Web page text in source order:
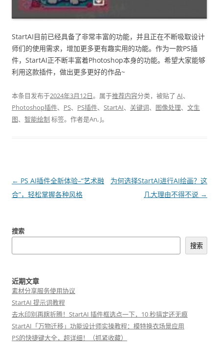
StartAI目前已经具备了非常丰富的功能，并且正在不断吸取设计
师们的使用需求，增加更多更有趣实用的功能。作为一款PS插
件，StartAI正不断丰富着Photoshop本身的功能。希望大家能够
利用这款插件，做出更多更好的作品~
本条目发布于2024年3月12日。属于推荐内容分类，被贴了 AI、
Photoshop插件、 PS、 PS插件、 StartAI、 关键词、 图像处理、 文生
图、 智能绘制 标签。 作者是An, J。
文
章
← PS AI插件全新体验–“艺术融
合”，轻松掌握各种风格
为何选择StartAI进行AI绘画？这
几大理由不得不说 →
搜索
搜索
近期文章
素材分享服务使用协议
StartAI 提示词教程
去水印别再瞎折腾！StartAI 插件框选点一下，10 秒搞定还无痕
StartAI「万物迁移」功能设计师实操教程：模特换衣场景应用
PS的快捷键大全，超详细！（抓紧收藏）